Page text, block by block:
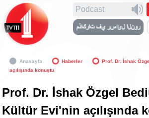
Podcast
Anasayfa Haberler
Prof. Dr. İshak
açılışında konuştu
Prof. Dr. İshak Özgel
Kültür Evi'nin açılışında